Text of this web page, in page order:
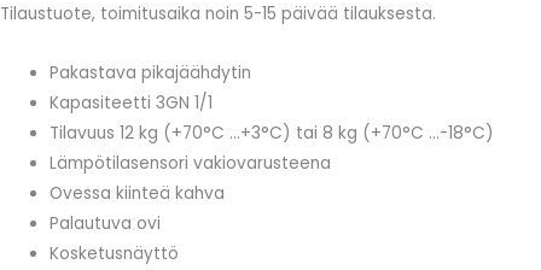
Tilaustuote, toimitusaika noin 5-15 päivää tilauksesta.
Pakastava pikajäähdytin
Kapasiteetti 3GN 1/1
Tilavuus 12 kg (+70°C …+3°C) tai 8 kg (+70°C …-18°C)
Lämpötilasensori vakiovarusteena
Ovessa kiinteä kahva
Palautuva ovi
Kosketusnäyttö